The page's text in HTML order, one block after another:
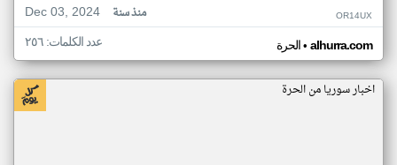
Dec 03, 2024
منذ سنة OR14UX
الحرة• alhurra.com عدد الكلمات: ٢٥٦
اخبار سوريا من الحرة